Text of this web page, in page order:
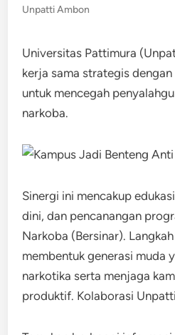
Unpatti Ambon
Universitas Pattimura
kerja sama strategis
untuk mencegah
narkoba.
Sinergi ini mencakup
dini, dan pencanangan
Narkoba (Bersinar).
membentuk generasi muda
narkotika serta menjaga
produktif. Kolaborasi